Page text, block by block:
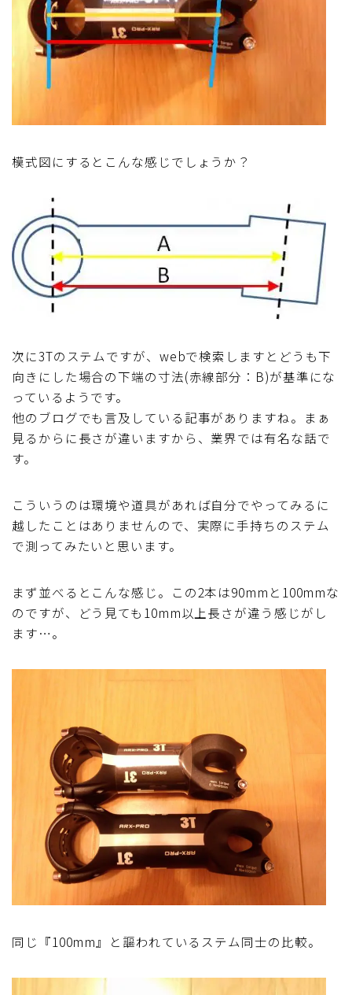
模式図にするとこんな感じでしょうか？
次に3Tのステムですが、webで検索しますとどうも下
向きにした場合の下端の寸法(赤線部分：B)が基準にな
っているようです。
他のブログでも言及している記事がありますね。まぁ
見るからに長さが違いますから、業界では有名な話で
す。
こういうのは環境や道具があれば自分でやってみるに
越したことはありませんので、実際に手持ちのステム
で測ってみたいと思います。
まず並べるとこんな感じ。この2本は90mmと100mmな
のですが、どう見ても10mm以上長さが違う感じがし
ます…。
同じ『100mm』と謳われているステム同士の比較。